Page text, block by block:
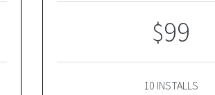
$99
10 INSTALLS